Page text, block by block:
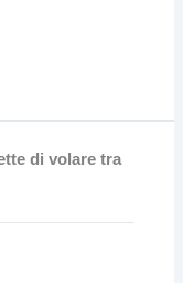
di volare tra